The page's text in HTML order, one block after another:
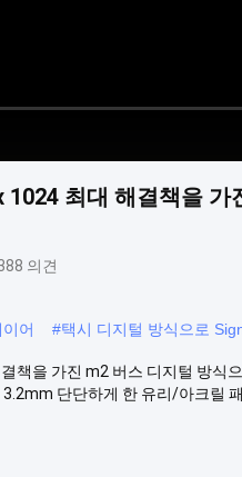
최대 해결책을
의견
어 #택시 디지털 방식으로
을 가진 m2 버스 디지털 방식
단단하게 한 유리/아크릴